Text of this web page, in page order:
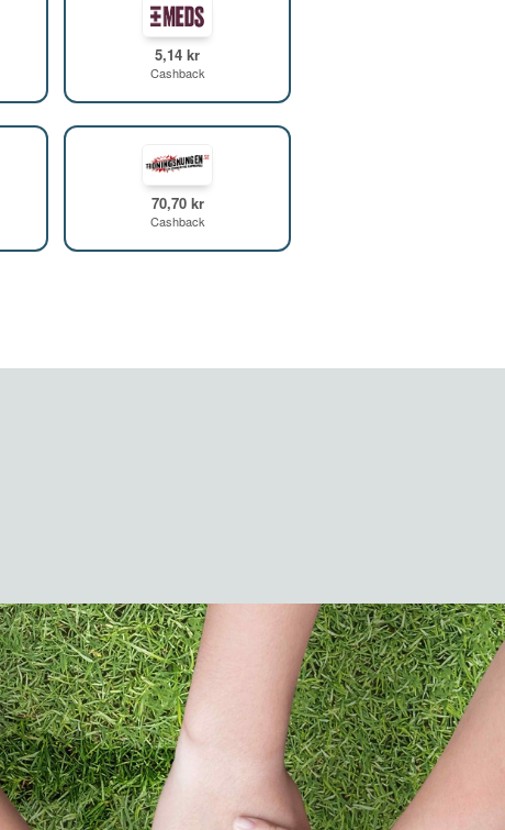
5,14 kr
Cashback
70,70 kr
Cashback